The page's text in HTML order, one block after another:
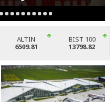
ALTIN
6509.81
BIST 100
13798.82